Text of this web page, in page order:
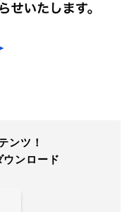
ンツ！
ウンロード